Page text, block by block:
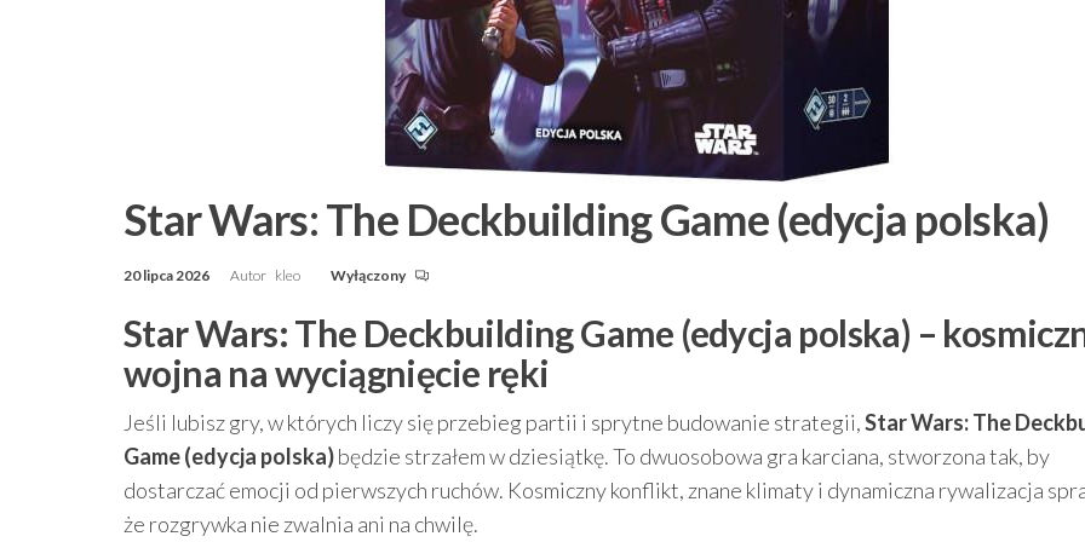
Star Wars: The Deckbuilding Game (edycja polska)
20 lipca 2026 Autor kleo Wyłączony
Star Wars: The Deckbuilding Game (edycja polska) –
wojna na wyciągnięcie ręki
Jeśli lubisz gry, w których liczy się przebieg partii i sprytne budowanie strategii,Star Wars: The
Game (edycja polska)będzie strzałem w dziesiątkę. To dwuosobowa gra karciana, stworzona tak, by
dostarczać emocji od pierwszych ruchów. Kosmiczny konflikt, znane klimaty i dynamiczna rywalizacja
że rozgrywka nie zwalnia ani na chwilę.